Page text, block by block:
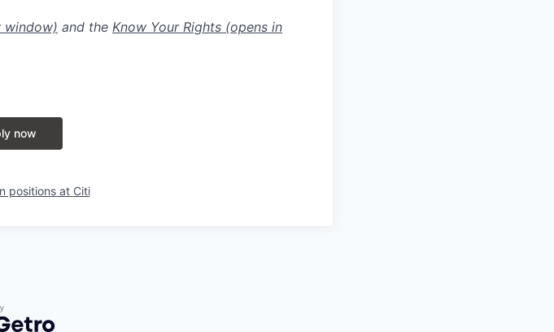
window) and the Know Your Rights (opens in
now
positions at Citi
by Getro.com